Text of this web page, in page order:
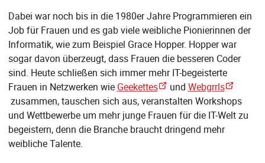
Dabei war noch bis in die 1980er Jahre Programmieren ein
Job für Frauen und es gab viele weibliche Pionierinnen der
Informatik, wie zum Beispiel Grace Hopper. Hopper war
sogar davon überzeugt, dass Frauen die besseren Coder
sind. Heute schließen sich immer mehr IT-begeisterte
Frauen in Netzwerken wie Geekettes und Webgrrls
zusammen, tauschen sich aus, veranstalten Workshops
und Wettbewerbe um mehr junge Frauen für die IT-Welt zu
begeistern, denn die Branche braucht dringend mehr
weibliche Talente.